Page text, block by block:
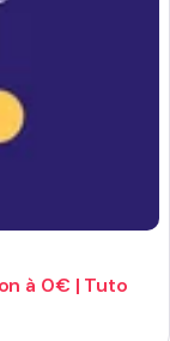
à 0€ | Tuto